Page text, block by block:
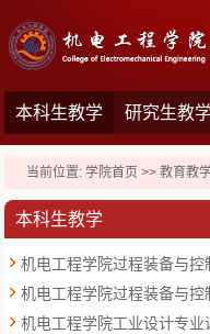
本科生教学 研究生教
当前位置:学院首页 >>教育教
本科生教学
机电工程学院过程装备与控